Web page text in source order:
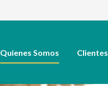
Quienes Somos Clientes